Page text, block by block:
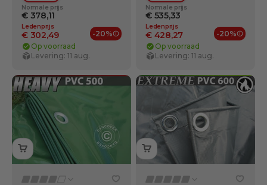
Normale prijs
€ 378,11
Ledenprijs
€ 302,49 -20%
Ledenvoordelen
Op voorraad
Levering: 11 aug.
Normale prijs
€ 535,33
Ledenprijs
€ 428,27 -20%
Op voorraad
Levering: 11 aug.